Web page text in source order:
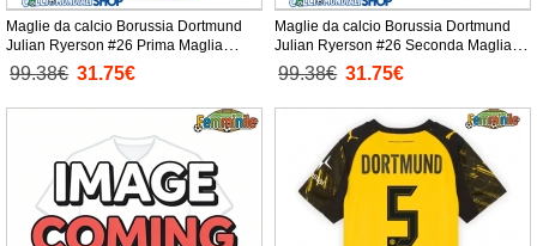
Maglie da calcio Borussia Dortmund
Julian Ryerson #26 Prima Maglia
Femminile 2025-26 Manica Corta
99.38€ 31.75€
Maglie da calcio Borussia Dortmund
Julian Ryerson #26 Seconda Maglia
Femminile 2025-26 Manica Corta
99.38€ 31.75€